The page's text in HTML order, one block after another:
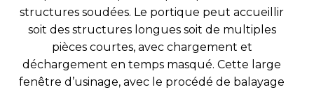
structures soudées. Le portique peut accueillir
soit des structures longues soit de multiples
pièces courtes, avec chargement et
déchargement en temps masqué. Cette large
fenêtre d’usinage, avec le procédé de balayage